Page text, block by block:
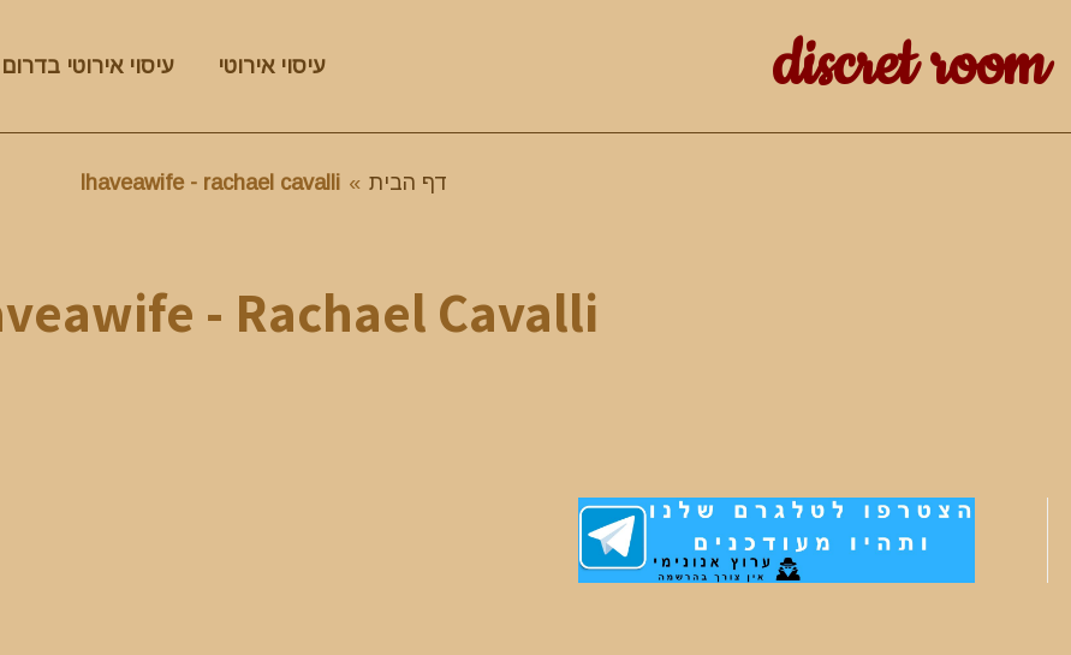
discret room עיסוי אירוטי עיסוי אירוטי בדרום
דף הבית »
Ihaveawife - rachael cavalli
- Rachael Cavalli